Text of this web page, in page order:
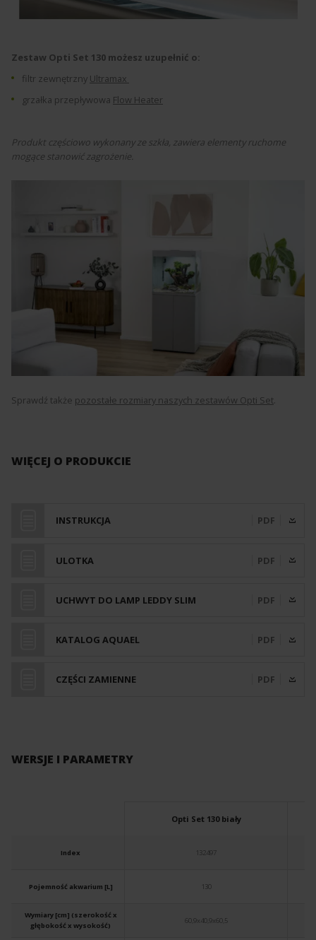
Zestaw Opti Set 130 możesz uzupełnić o:
filtr zewnętrzny Ultramax
grzałka przepływowa Flow Heater
Produkt częściowo wykonany ze szkła, zawiera elementy ruchome
mogące stanowić zagrożenie.
Sprawdź także pozostałe rozmiary naszych zestawów Opti Set.
WIĘCEJ O PRODUKCIE
INSTRUKCJA PDF
ULOTKA PDF
UCHWYT DO LAMP LEDDY SLIM PDF
KATALOG AQUAEL PDF
CZĘŚCI ZAMIENNE PDF
WERSJE I PARAMETRY
Index
Pojemność akwarium [L]
Wymiary [cm] (szerokość x
głębokość x wysokość)
Opti Set 130 biały
132497
130
60,9x40,9x60,5